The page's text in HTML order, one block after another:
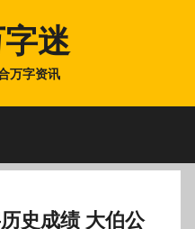
迷
万字资讯
史成绩 大伯公